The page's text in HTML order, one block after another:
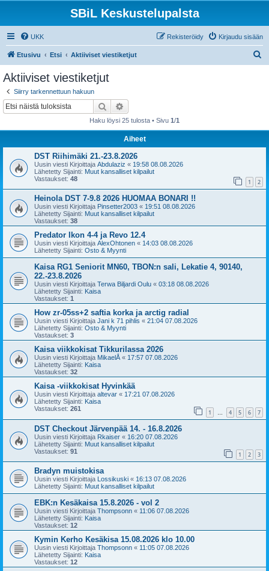
SBiL Keskustelupalsta
UKK Kirjaudu sisään
Rekisteröidy
Etusivu Etsi Aktiiviset viestiketjut
Aktiiviset viestiketjut
Siirry tarkennettuun hakuun
Etsi
Haku löysi 25 tulosta • Sivu 1/1
Aiheet
DST Riihimäki 21.-23.8.2026
Uusin viesti Kirjoittaja Abdulaziz « 19:58 08.08.2026
Lähetetty Sijainti: Muut kansalliset kilpailut
Vastaukset: 48 1 2
Heinola DST 7-9.8 2026 HUOMAA BONARI !!
Uusin viesti Kirjoittaja Pinsetter2003 « 19:51 08.08.2026
Lähetetty Sijainti: Muut kansalliset kilpailut
Vastaukset: 38
Predator Ikon 4-4 ja Revo 12.4
Uusin viesti Kirjoittaja AlexOhtonen « 14:03 08.08.2026
Lähetetty Sijainti: Osto & Myynti
Kaisa RG1 Seniorit MN60, TBON:n sali, Lekatie 4, 90140,
22.-23.8.2026
Uusin viesti Kirjoittaja Terwa Biljardi Oulu « 03:18 08.08.2026
Lähetetty Sijainti: Kaisa
Vastaukset: 1
How zr-05ss+2 saftia korka ja arctig radial
Uusin viesti Kirjoittaja Jani k 71 pihlis « 21:04 07.08.2026
Lähetetty Sijainti: Osto & Myynti
Vastaukset: 3
Kaisa viikkokisat Tikkurilassa 2026
Uusin viesti Kirjoittaja MikaelÅ « 17:57 07.08.2026
Lähetetty Sijainti: Kaisa
Vastaukset: 32
Kaisa -viikkokisat Hyvinkää
Uusin viesti Kirjoittaja altevar « 17:21 07.08.2026
Lähetetty Sijainti: Kaisa
Vastaukset: 261 1 … 4 5 6 7
DST Checkout Järvenpää 14. - 16.8.2026
Uusin viesti Kirjoittaja Rkaiser « 16:20 07.08.2026
Lähetetty Sijainti: Muut kansalliset kilpailut
Vastaukset: 91 1 2 3
Bradyn muistokisa
Uusin viesti Kirjoittaja Lossikuski « 16:13 07.08.2026
Lähetetty Sijainti: Muut kansalliset kilpailut
EBK:n Kesäkaisa 15.8.2026 - vol 2
Uusin viesti Kirjoittaja Thompsonn « 11:06 07.08.2026
Lähetetty Sijainti: Kaisa
Vastaukset: 12
Kymin Kerho Kesäkisa 15.08.2026 klo 10.00
Uusin viesti Kirjoittaja Thompsonn « 11:05 07.08.2026
Lähetetty Sijainti: Kaisa
Vastaukset: 12